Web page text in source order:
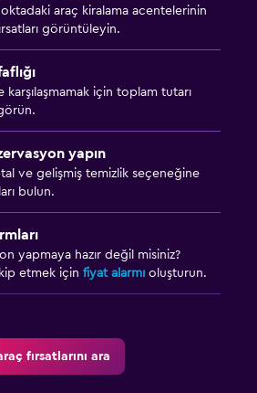
araç kiralama acentelerinin
görüntüleyin.
karşılaşmamak için toplam tutarı
yapın
ve gelişmiş temizlik seçeneğine
bulun.
yapmaya hazır değil misiniz?
etmek için fiyat alarmı oluşturun.
fırsatlarını ara